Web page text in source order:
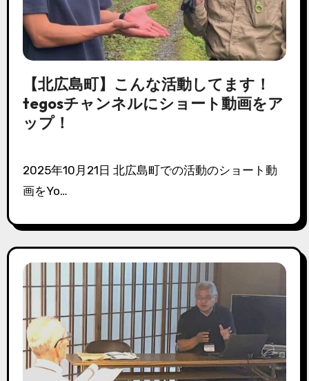
【北広島町】こんな活動してます！
tegosチャンネルにショート動画をア
ップ！
2025年10月21日 北広島町での活動のショート動
画をYo…